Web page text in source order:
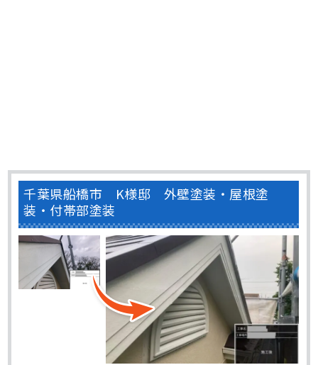
千葉県船橋市 K様邸 外壁塗装・屋根塗
装・付帯部塗装